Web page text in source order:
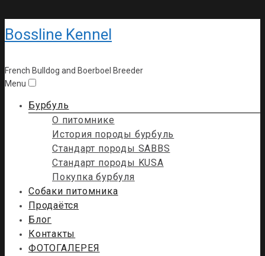
Bossline Kennel
French Bulldog and Boerboel Breeder
Menu
Бурбуль
О питомнике
История породы бурбуль
Стандарт породы SABBS
Стандарт породы KUSA
Покупка бурбуля
Собаки питомника
Продаётся
Блог
Контакты
ФОТОГАЛЕРЕЯ